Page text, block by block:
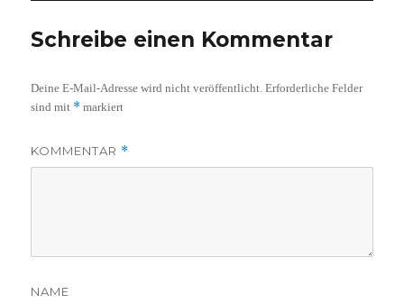
Schreibe einen Kommentar
Deine E-Mail-Adresse wird nicht veröffentlicht. Erforderliche Felder
sind mit * markiert
KOMMENTAR *
NAME